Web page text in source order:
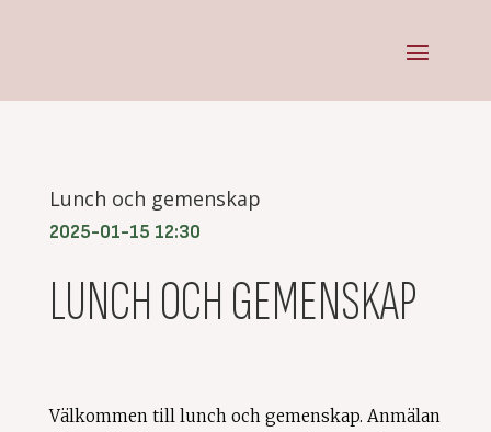
Lunch och gemenskap
2025-01-15 12:30
LUNCH OCH GEMENSKAP
Välkommen till lunch och gemenskap. Anmälan